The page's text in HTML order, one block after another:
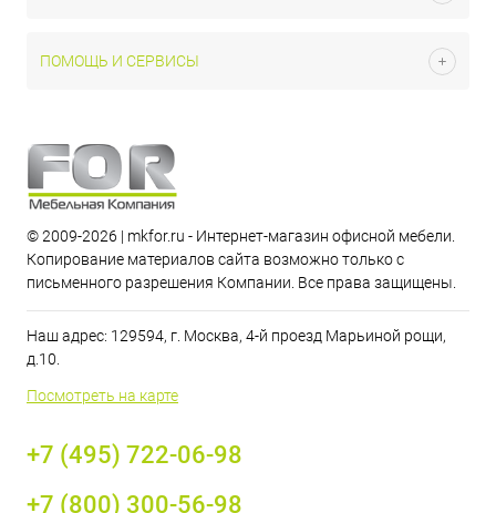
ПОМОЩЬ И СЕРВИСЫ
© 2009-2026 | mkfor.ru - Интернет-магазин офисной мебели.
Копирование материалов сайта возможно только с
письменного разрешения Компании. Все права защищены.
Наш адрес: 129594, г. Москва, 4-й проезд Марьиной рощи,
д.10.
Посмотреть на карте
+7 (495) 722-06-98
+7 (800) 300-56-98